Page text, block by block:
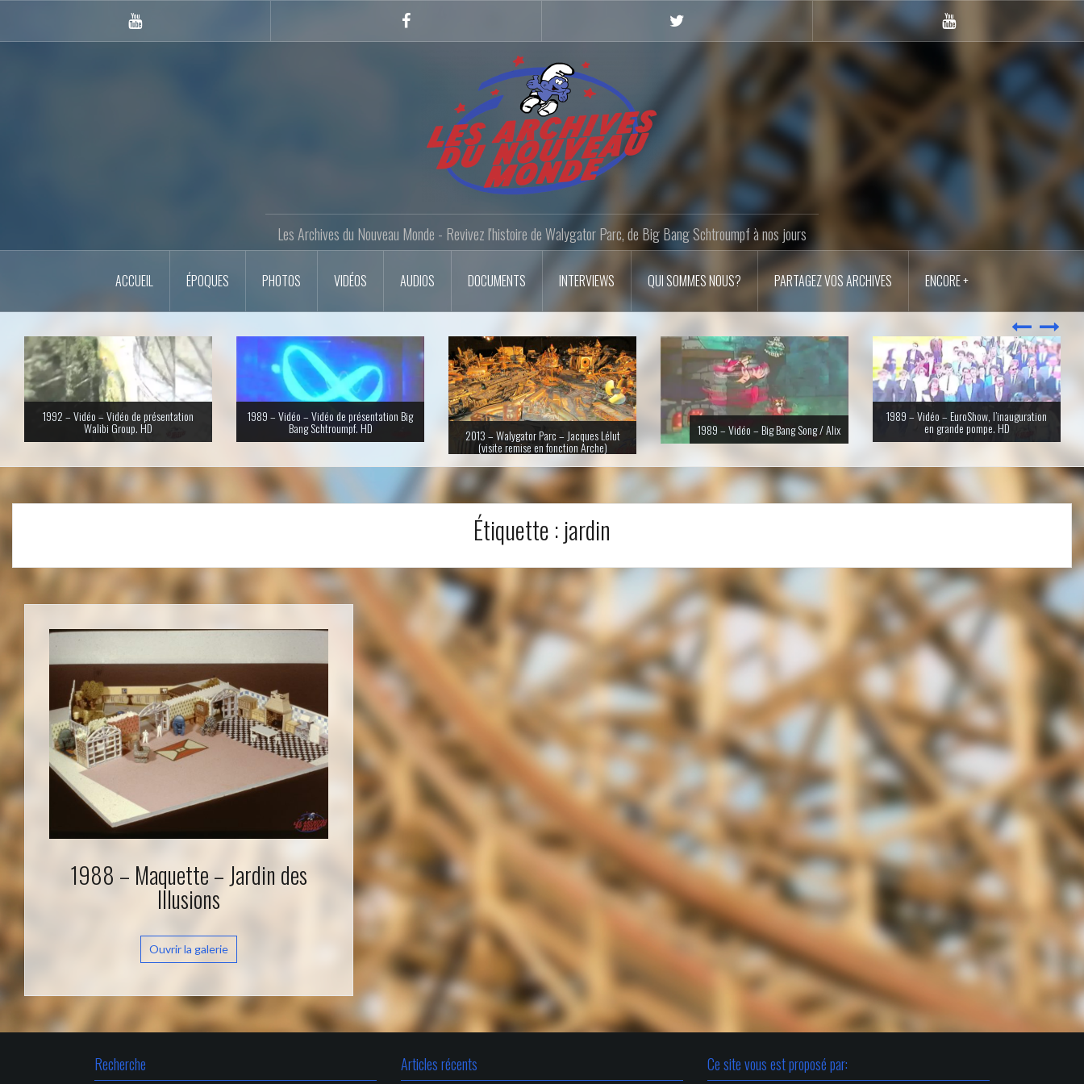
content
Youtube
Gazette
Youtube
LANM
Les Archives du Nouveau Monde - Revivez l'histoire de Walygator Parc, de Big Bang Schtroumpf à nos jours
ACCUEIL ÉPOQUES PHOTOS VIDÉOS AUDIOS DOCUMENTS INTERVIEWS QUI SOMMES NOUS? PARTAGEZ VOS ARCHIVES ENCORE +
1992 – Vidéo – Vidéo de présentation
Walibi Group. HD
1989 – Vidéo – Vidéo de présentation Big
Bang Schtroumpf. HD 2013 – Walygator Parc – Jacques Lélut
(visite remise en fonction Arche)
1989 – Vidéo – Big Bang Song / Alix
1989 – Vidéo – EuroShow, l’inauguration
en grande pompe. HD
Étiquette : jardin
1988 – Maquette – Jardin des
Illusions
Ouvrir la galerie
Recherche Articles récents Ce site vous est proposé par: